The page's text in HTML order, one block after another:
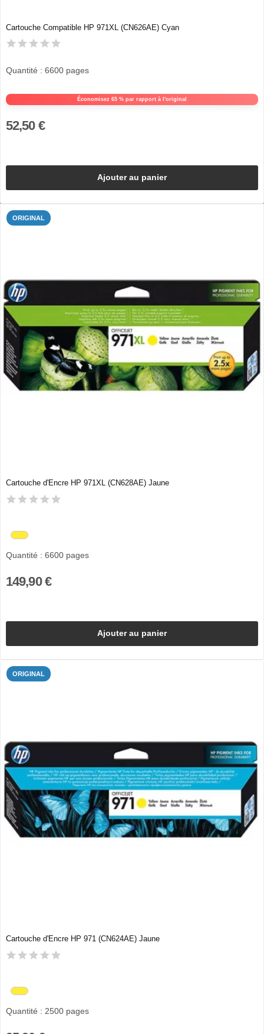
Cartouche Compatible HP 971XL (CN626AE) Cyan
Économisez 65 % par rapport à l'original
Quantité : 6600 pages
52,50 €
Ajouter au panier
ORIGINAL
Cartouche d'Encre HP 971XL (CN628AE) Jaune
Quantité : 6600 pages
149,90 €
Ajouter au panier
ORIGINAL
Cartouche d'Encre HP 971 (CN624AE) Jaune
Quantité : 2500 pages